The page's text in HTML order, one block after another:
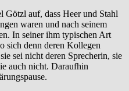
auf, dass Heer und Stahl
waren und nach seinem
In seiner ihm typischen Art
sich denn deren Kollegen
sei nicht deren Sprecherin, sie
auch nicht. Daraufhin